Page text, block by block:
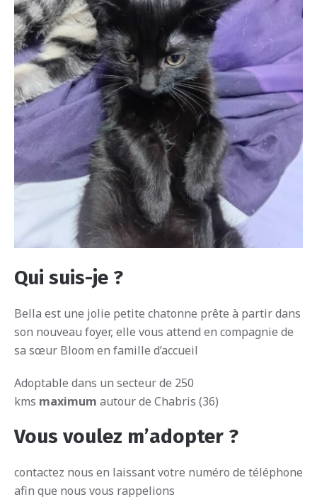
Qui suis-je ?
Bella est une jolie petite chatonne prête à partir dans
son nouveau foyer, elle vous attend en compagnie de
sa sœur Bloom en famille d’accueil
Adoptable dans un secteur de 250
kms maximum autour de Chabris (36)
Vous voulez m’adopter ?
contactez nous en laissant votre numéro de téléphone
afin que nous vous rappelions